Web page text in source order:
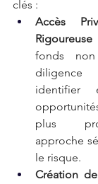
clés :
Accès
Rigoureuse
fonds
identifier
plus
approche
le risque.
Création